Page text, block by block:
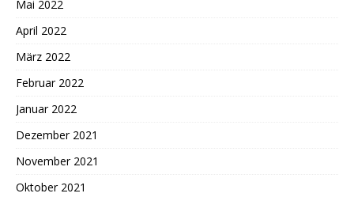
Mai 2022
April 2022
März 2022
Februar 2022
Januar 2022
Dezember 2021
November 2021
Oktober 2021